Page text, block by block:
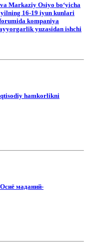
Markaziy Osiyo bo‘yicha
16-19 iyun kunlari
kompaniya
yuzasidan ishchi
hamkorlikni
маданий-